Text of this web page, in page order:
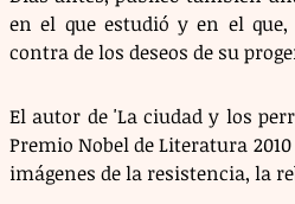
en el que estudió y en el
contra de los deseos de su
El autor de 'La ciudad y los
Premio Nobel de Literatura
imágenes de la resistencia, la